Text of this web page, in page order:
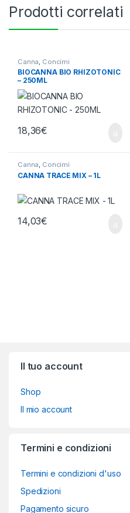
Prodotti correlati
Canna Concimi
BIOCANNA BIO RHIZOTONIC
– 250ML
18,36€
Canna, Concimi
CANNA TRACE MIX – 1L
14,03€
Il tuo account
Shop
Il mio account
Termini e condizioni
Termini e condizioni d'uso
Spedizioni
Pagamento sicuro